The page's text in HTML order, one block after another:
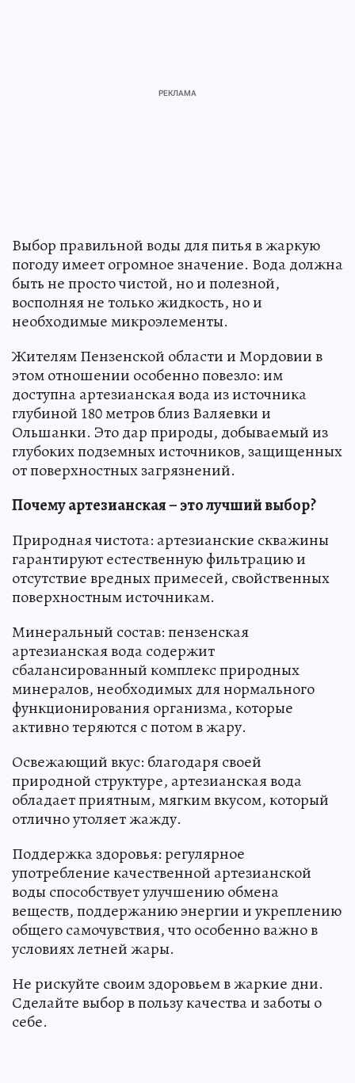
Выбор правильной воды для питья в жаркую
погоду имеет огромное значение. Вода должна
быть не просто чистой, но и полезной,
восполняя не только жидкость, но и
необходимые микроэлементы.
Жителям Пензенской области и Мордовии в
этом отношении особенно повезло: им
доступна артезианская вода из источника
глубиной 180 метров близ Валяевки и
Ольшанки. Это дар природы, добываемый из
глубоких подземных источников, защищенных
от поверхностных загрязнений.
Почему артезианская – это лучший выбор?
Природная чистота: артезианские скважины
гарантируют естественную фильтрацию и
отсутствие вредных примесей, свойственных
поверхностным источникам.
Минеральный состав: пензенская
артезианская вода содержит
сбалансированный комплекс природных
минералов, необходимых для нормального
функционирования организма, которые
активно теряются с потом в жару.
Освежающий вкус: благодаря своей
природной структуре, артезианская вода
обладает приятным, мягким вкусом, который
отлично утоляет жажду.
Поддержка здоровья: регулярное
употребление качественной артезианской
воды способствует улучшению обмена
веществ, поддержанию энергии и укреплению
общего самочувствия, что особенно важно в
условиях летней жары.
Не рискуйте своим здоровьем в жаркие дни.
Сделайте выбор в пользу качества и заботы о
себе.